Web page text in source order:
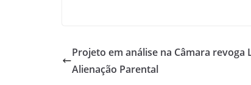
Projeto em análise na Câmara revoga
Alienação Parental